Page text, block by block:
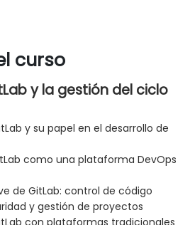
curso
y la gestión del ciclo
y su papel en el desarrollo de
como una plataforma DevOps
de GitLab: control de código
y gestión de proyectos